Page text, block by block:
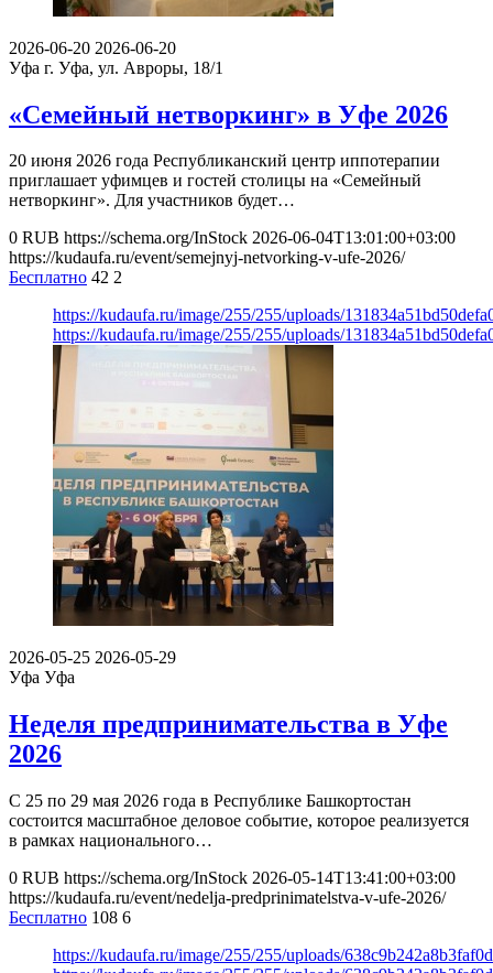
2026-06-20 2026-06-20
Уфа г. Уфа, ул. Авроры, 18/1
«Семейный нетворкинг» в Уфе 2026
20 июня 2026 года Республиканский центр иппотерапии
приглашает уфимцев и гостей столицы на «Семейный
нетворкинг». Для участников будет…
0 RUB https://schema.org/InStock 2026-06-04T13:01:00+03:00
https://kudaufa.ru/event/semejnyj-netvorking-v-ufe-2026/
Бесплатно 42 2
https://kudaufa.ru/image/255/255/uploads/
https://kudaufa.ru/image/255/255/uploads/
2026-05-25 2026-05-29
Уфа Уфа
Неделя предпринимательства в Уфе
2026
С 25 по 29 мая 2026 года в Республике Башкортостан
состоится масштабное деловое событие, которое реализуется
в рамках национального…
0 RUB https://schema.org/InStock 2026-05-14T13:41:00+03:00
https://kudaufa.ru/event/nedelja-predprinimatelstva-v-ufe-2026/
Бесплатно 108 6
https://kudaufa.ru/image/255/255/uploads/